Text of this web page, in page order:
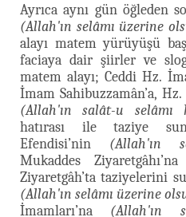
Ayrıca aynı gün öğleden
(Allah'ın selâmı üzerine
alayı matem yürüyüşü
faciaya dair şiirler ve
matem alayı; Ceddi Hz.
İmam Sahibuzzamân’a,
(Allah'ın salât-u selâmı
hatırası ile taziye
Efendisi’nin (Allah'ın
Mukaddes
Ziyaretgâh’ta taziyelerini
(Allah'ın selâmı üzerine
İmamları’na (Allah'ın